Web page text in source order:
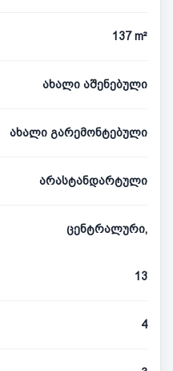
137 m²
ახალი აშენებული
ახალი გარემონტებული
არასტანდარტული
ცენტრალური,
13
4